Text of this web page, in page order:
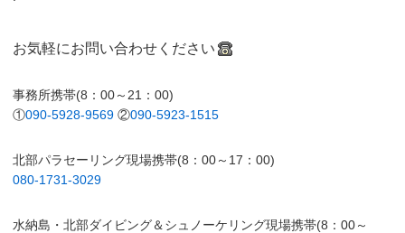
お気軽にお問い合わせください
事務所携帯(8：00～21：00)
①090-5928-9569 ②090-5923-1515
北部パラセーリング現場携帯(8：00～17：00)
080-1731-3029
水納島・北部ダイビング＆シュノーケリング現場携帯(8：00～